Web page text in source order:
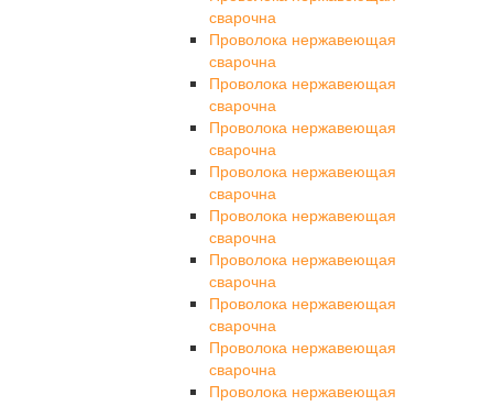
сварочна
Проволока нержавеющая
сварочна
Проволока нержавеющая
сварочна
Проволока нержавеющая
сварочна
Проволока нержавеющая
сварочна
Проволока нержавеющая
сварочна
Проволока нержавеющая
сварочна
Проволока нержавеющая
сварочна
Проволока нержавеющая
сварочна
Проволока нержавеющая